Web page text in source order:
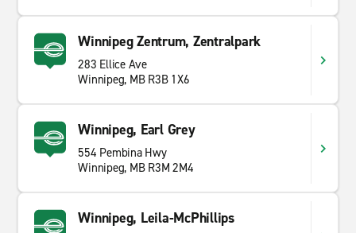
Winnipeg Zentrum, Zentralpark
283 Ellice Ave
Winnipeg, MB R3B 1X6
Winnipeg, Earl Grey
554 Pembina Hwy
Winnipeg, MB R3M 2M4
Winnipeg, Leila-McPhillips